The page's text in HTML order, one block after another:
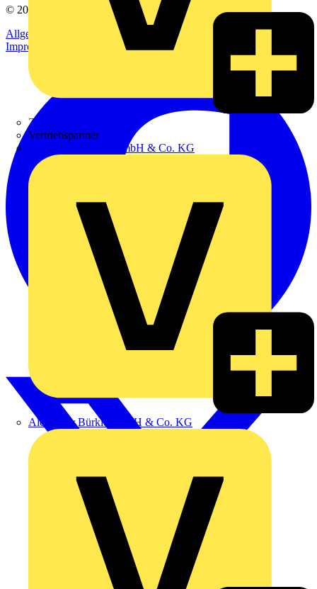
Zumtobel
Vertriebspartner
Adalbert Zajadacz GmbH & Co. KG
Alexander Bürkle GmbH & Co. KG
© 2002-
Voltimum
Allgemeine Geschäftsbedingungen
Datenschutzerklärung
Impressum